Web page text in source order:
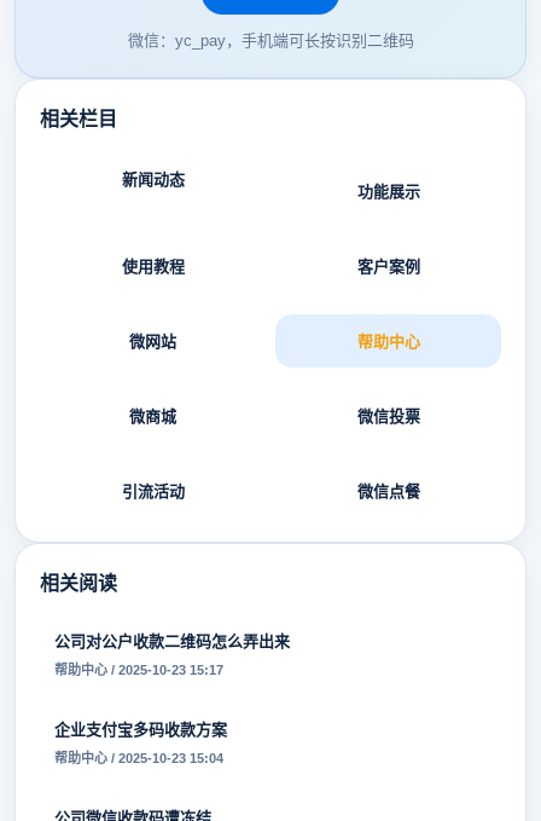
微信：yc_pay，手机端可长按识别二维码
相关栏目
新闻动态
功能展示
使用教程 客户案例
微网站 帮助中心
微商城 微信投票
引流活动 微信点餐
相关阅读
公司对公户收款二维码怎么弄出来
帮助中心 / 2025-10-23 15:17
企业支付宝多码收款方案
帮助中心 / 2025-10-23 15:04